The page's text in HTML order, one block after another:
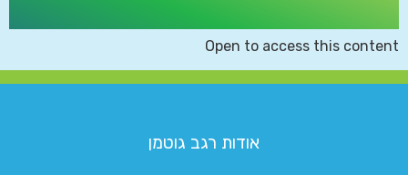
Open to access this content
אודות רגב גוטמן